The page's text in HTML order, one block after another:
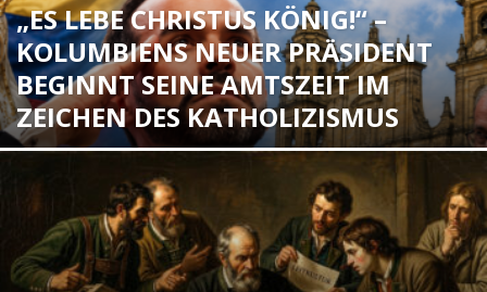
„ES LEBE CHRISTUS KÖNIG!“ –
KOLUMBIENS NEUER PRÄSIDENT
BEGINNT SEINE AMTSZEIT IM
ZEICHEN DES KATHOLIZISMUS